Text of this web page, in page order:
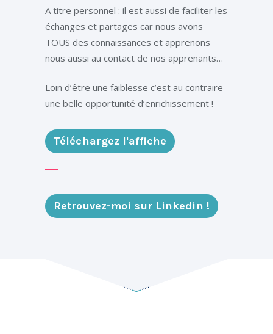
A titre personnel : il est aussi de faciliter les
échanges et partages car nous avons
TOUS des connaissances et apprenons
nous aussi au contact de nos apprenants…
Loin d’être une faiblesse c’est au contraire
une belle opportunité d’enrichissement !
Téléchargez l'affiche
Retrouvez-moi sur Linkedin !